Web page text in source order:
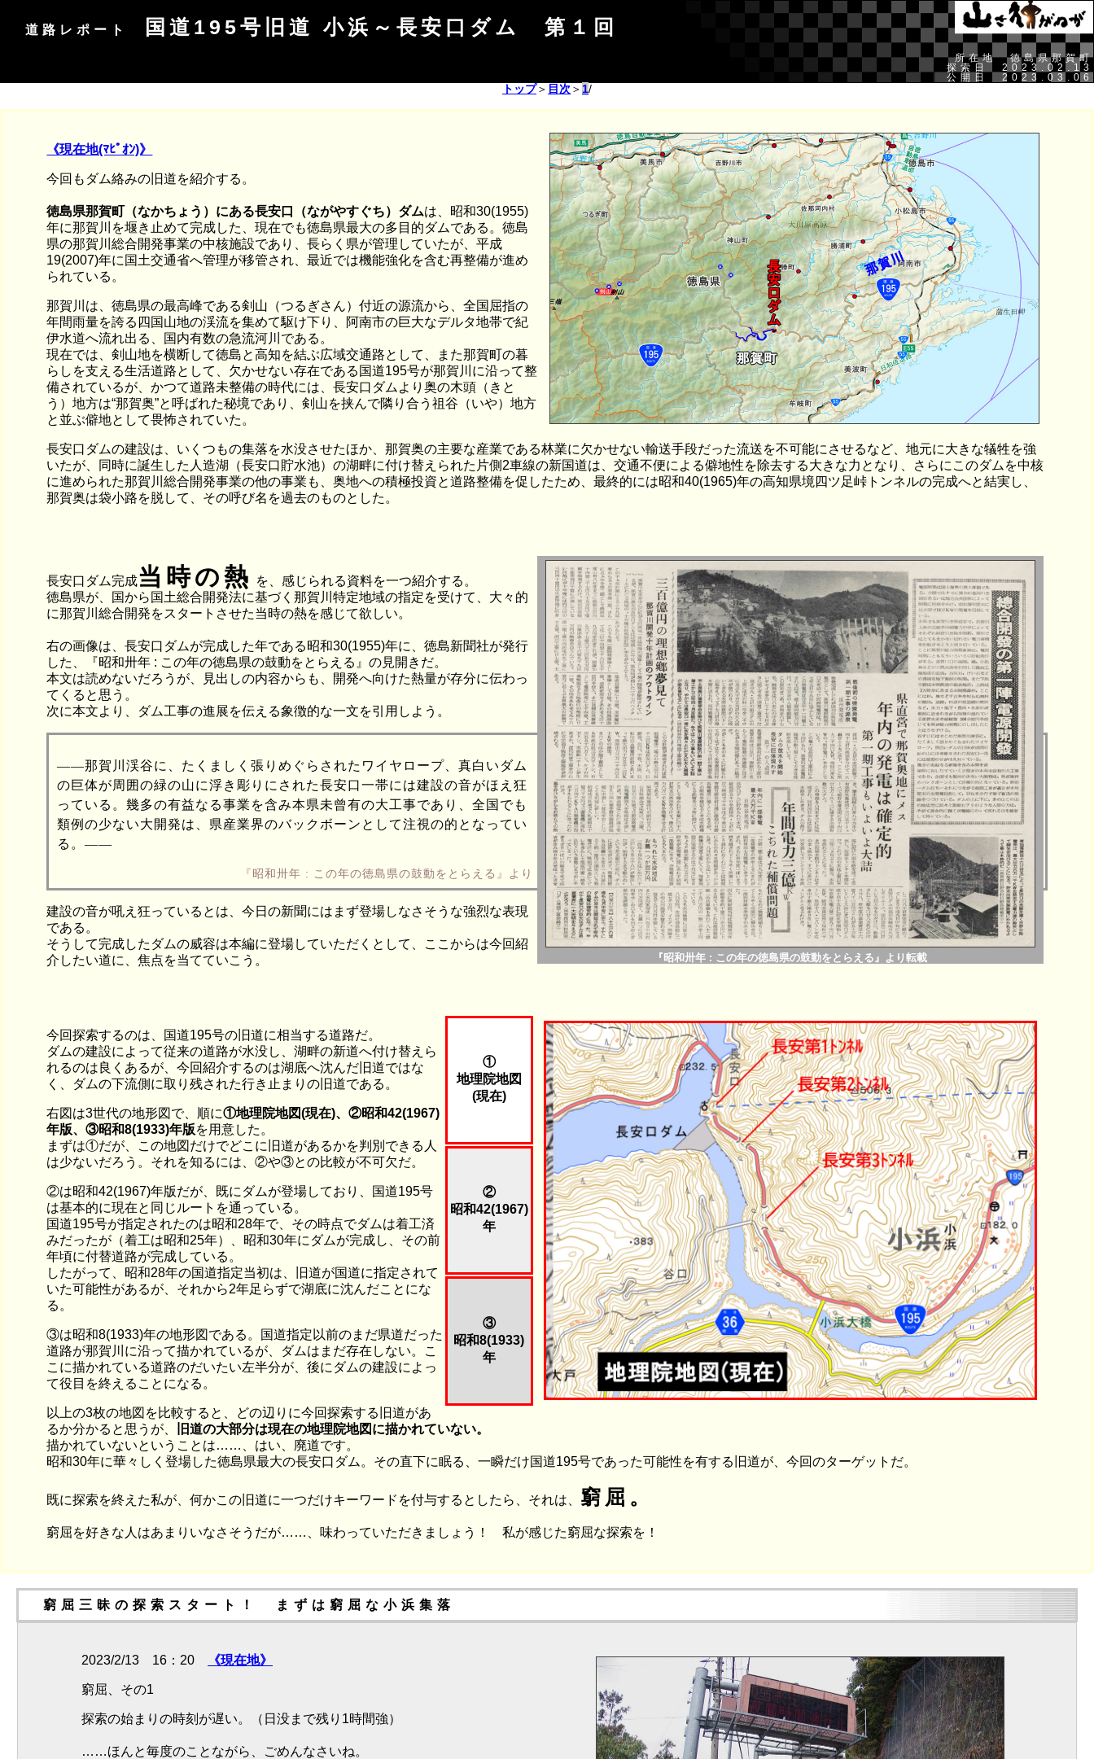
道路レポート 国道195号旧道 小浜～長安口ダム 第１回
所在地 徳島県那賀町
探索日 2023.02.13
公開日 2023.03.06
トップ＞ 目次 ＞ 1/
《現在地(ﾏﾋﾟｵﾝ)》
今回もダム絡みの旧道を紹介する。
徳島県那賀町（なかちょう）にある長安口（ながやすぐち）ダムは、昭和30(1955)
年に那賀川を堰き止めて完成した、現在でも徳島県最大の多目的ダムである。徳島
県の那賀川総合開発事業の中核施設であり、長らく県が管理していたが、平成
19(2007)年に国土交通省へ管理が移管され、最近では機能強化を含む再整備が進め
られている。
那賀川は、徳島県の最高峰である剣山（つるぎさん）付近の源流から、全国屈指の
年間雨量を誇る四国山地の渓流を集めて駆け下り、阿南市の巨大なデルタ地帯で紀
伊水道へ流れ出る、国内有数の急流河川である。
現在では、剣山地を横断して徳島と高知を結ぶ広域交通路として、また那賀町の暮
らしを支える生活道路として、欠かせない存在である国道195号が那賀川に沿って整
備されているが、かつて道路未整備の時代には、長安口ダムより奥の木頭（きと
う）地方は“那賀奥”と呼ばれた秘境であり、剣山を挟んで隣り合う祖谷（いや）地方
と並ぶ僻地として畏怖されていた。
長安口ダムの建設は、いくつもの集落を水没させたほか、那賀奥の主要な産業である林業に欠かせない輸送手段だった流送を不可能にさせるなど、地元に大きな犠牲を強
いたが、同時に誕生した人造湖（長安口貯水池）の湖畔に付け替えられた片側2車線の新国道は、交通不便による僻地性を除去する大きな力となり、さらにこのダムを中核
に進められた那賀川総合開発事業の他の事業も、奥地への積極投資と道路整備を促したため、最終的には昭和40(1965)年の高知県境四ツ足峠トンネルの完成へと結実し、
那賀奥は袋小路を脱して、その呼び名を過去のものとした。
『昭和卅年 : この年の徳島県の鼓動をとらえる』より転載
長安口ダム完成当時の熱
を、感じられる資料を一つ紹介する。
徳島県が、国から国土総合開発法に基づく那賀川特定地域の指定を受けて、大々的
に那賀川総合開発をスタートさせた当時の熱を感じて欲しい。
右の画像は、長安口ダムが完成した年である昭和30(1955)年に、徳島新聞社が発行
した、『昭和卅年 : この年の徳島県の鼓動をとらえる』の見開きだ。
本文は読めないだろうが、見出しの内容からも、開発へ向けた熱量が存分に伝わっ
てくると思う。
次に本文より、ダム工事の進展を伝える象徴的な一文を引用しよう。
――那賀川渓谷に、たくましく張りめぐらされたワイヤロープ、真白いダム
の巨体が周囲の緑の山に浮き彫りにされた長安口一帯には建設の音がほえ狂
っている。幾多の有益なる事業を含み本県未曾有の大工事であり、全国でも
類例の少ない大開発は、県産業界のバックボーンとして注視の的となってい
る。――
『昭和卅年 : この年の徳島県の鼓動をとらえる』より
建設の音が吼え狂っているとは、今日の新聞にはまず登場しなさそうな強烈な表現
である。
そうして完成したダムの威容は本編に登場していただくとして、ここからは今回紹
介したい道に、焦点を当てていこう。
①
地理院地図
(現在)
②
昭和42(1967)
年
③
昭和8(1933)
年
今回探索するのは、国道195号の旧道に相当する道路だ。
ダムの建設によって従来の道路が水没し、湖畔の新道へ付け替えら
れるのは良くあるが、今回紹介するのは湖底へ沈んだ旧道ではな
く、ダムの下流側に取り残された行き止まりの旧道である。
右図は3世代の地形図で、順に①地理院地図(現在)、②昭和42(1967)
年版、③昭和8(1933)年版を用意した。
まずは①だが、この地図だけでどこに旧道があるかを判別できる人
は少ないだろう。それを知るには、②や③との比較が不可欠だ。
②は昭和42(1967)年版だが、既にダムが登場しており、国道195号
は基本的に現在と同じルートを通っている。
国道195号が指定されたのは昭和28年で、その時点でダムは着工済
みだったが（着工は昭和25年）、昭和30年にダムが完成し、その前
年頃に付替道路が完成している。
したがって、昭和28年の国道指定当初は、旧道が国道に指定されて
いた可能性があるが、それから2年足らずで湖底に沈んだことにな
る。
③は昭和8(1933)年の地形図である。国道指定以前のまだ県道だった
道路が那賀川に沿って描かれているが、ダムはまだ存在しない。こ
こに描かれている道路のだいたい左半分が、後にダムの建設によっ
て役目を終えることになる。
以上の3枚の地図を比較すると、どの辺りに今回探索する旧道があ
るか分かると思うが、
旧道の大部分は現在の地理院地図に描かれていない。
描かれていないということは……、はい、廃道です。
昭和30年に華々しく登場した徳島県最大の長安口ダム。その直下に眠る、一瞬だけ国道195号であった可能性を有する旧道が、今回のターゲットだ。
既に探索を終えた私が、何かこの旧道に一つだけキーワードを付与するとしたら、それは、 窮屈。
窮屈を好きな人はあまりいなさそうだが……、味わっていただきましょう！ 私が感じた窮屈な探索を！
窮屈三昧の探索スタート！ まずは窮屈な小浜集落
2023/2/13 16：20 《現在地》
窮屈、その1
探索の始まりの時刻が遅い。（日没まで残り1時間強）
……ほんと毎度のことながら、ごめんなさいね。